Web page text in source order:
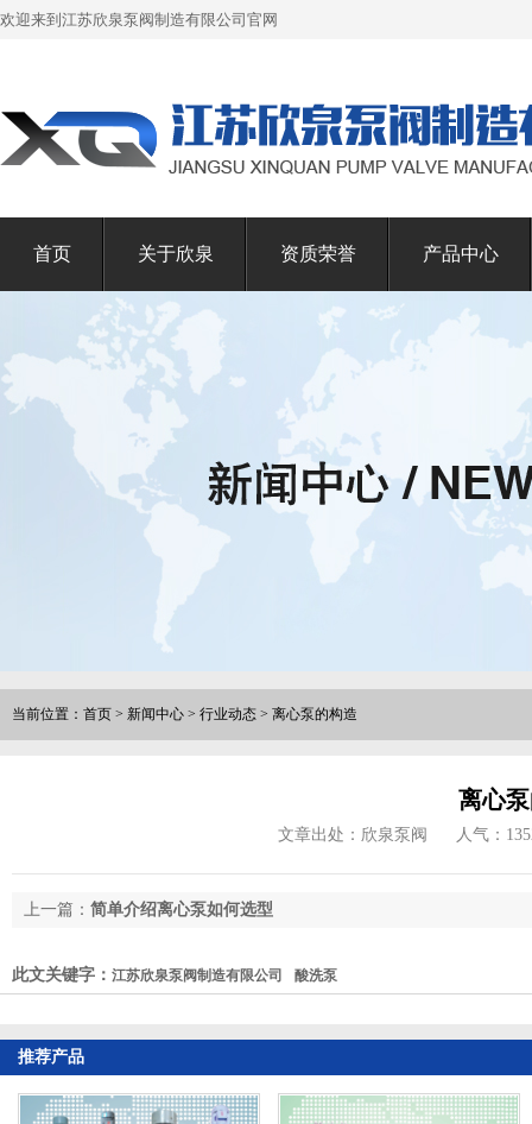
欢迎来到江苏欣泉泵阀制造有限公司官网
首页 关于欣泉 资质荣誉 产品中心
当前位置： 首页 > 新闻中心 > 行业动态 > 离心泵的构造
离心
文章出处：欣泉泵阀 人气：
上一篇： 简单介绍离心泵如何选型
此文关键字： 江苏欣泉泵阀制造有限公司 酸洗泵
推荐产品